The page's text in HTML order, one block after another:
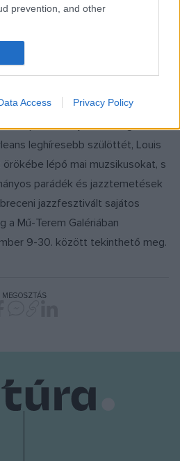
prevention, and other
Access Privacy Policy
település sokszínű zenei
New Orleans, a zene városa
szolgál. A kollekció
Magyarországon a világ
is ismert Reggie Scanlan
építészete jelenik meg, de a
leghíresebb szülöttét, Louis
lépő mai muzsikusokat, s
parádék és jazztemetések
jazzfesztivált sajátos
a Mű-Terem Galériában
9-30. között tekinthető meg.
MEGOSZTÁS